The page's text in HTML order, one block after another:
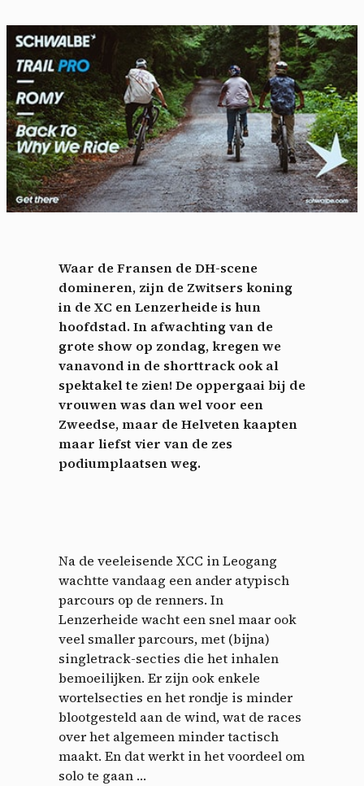
Waar de Fransen de DH-scene
domineren, zijn de Zwitsers koning
in de XC en Lenzerheide is hun
hoofdstad. In afwachting van de
grote show op zondag, kregen we
vanavond in de shorttrack ook al
spektakel te zien! De oppergaai bij de
vrouwen was dan wel voor een
Zweedse, maar de Helveten kaapten
maar liefst vier van de zes
podiumplaatsen weg.
Na de veeleisende XCC in Leogang
wachtte vandaag een ander atypisch
parcours op de renners. In
Lenzerheide wacht een snel maar ook
veel smaller parcours, met (bijna)
singletrack-secties die het inhalen
bemoeilijken. Er zijn ook enkele
wortelsecties en het rondje is minder
blootgesteld aan de wind, wat de races
over het algemeen minder tactisch
maakt. En dat werkt in het voordeel om
solo te gaan …